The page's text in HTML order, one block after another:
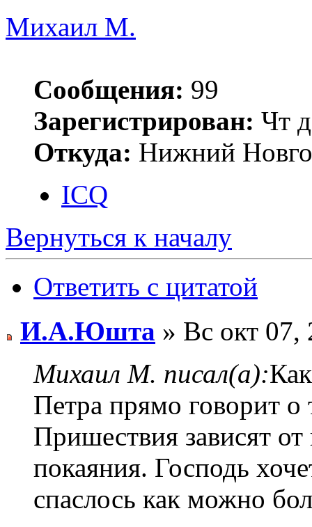
Михаил М.
Сообщения: 99
Зарегистрирован: Чт
Откуда: Нижний
ICQ
Вернуться к началу
Ответить с цитатой
И.А.Юшта » Вс окт 07,
Михаил М. писал(а):
Петра прямо говорит о
Пришествия зависят
покаяния. Господь
спаслось как можно